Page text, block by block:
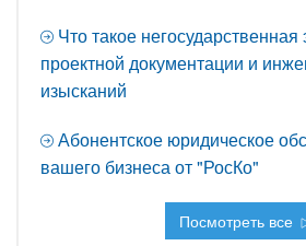
Что такое негосударственная
проектной документации и
изысканий
Абонентское юридическое
вашего бизнеса от "РосКо"
Посмотреть все